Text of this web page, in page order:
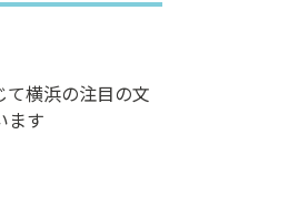
て横浜の注目の文
ます